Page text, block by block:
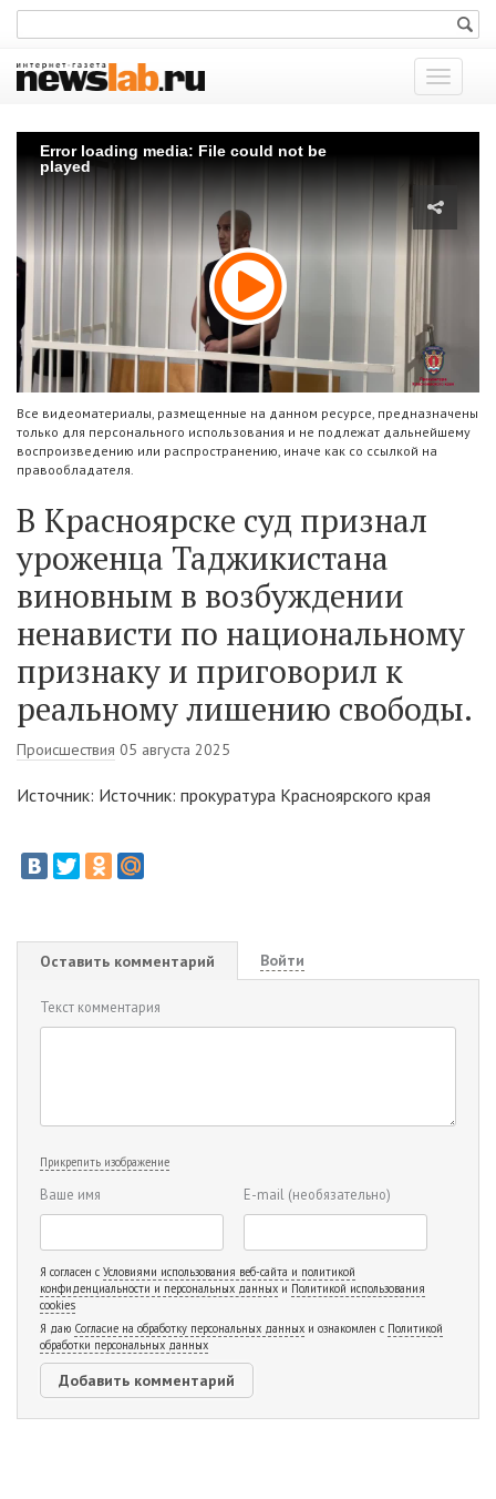
Показать
меню
Error loading media: File could not be
played
Все видеоматериалы, размещенные на данном ресурсе, предназначены
только для персонального использования и не подлежат дальнейшему
воспроизведению или распространению, иначе как со ссылкой на
правообладателя.
В Красноярске суд признал
уроженца Таджикистана
виновным в возбуждении
ненависти по национальному
признаку и приговорил к
реальному лишению свободы.
Происшествия 05 августа 2025
Источник: Источник: прокуратура Красноярского края
Оставить комментарий Войти
Текст комментария
Прикрепить изображение
Ваше имя E-mail (необязательно)
Я согласен с Условиями использования веб-сайта и политикой
конфиденциальности и персональных данных и Политикой использования
cookies
Я даю Согласие на обработку персональных данных и ознакомлен с Политикой
обработки персональных данных